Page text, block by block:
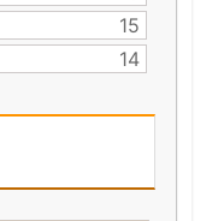
15
14